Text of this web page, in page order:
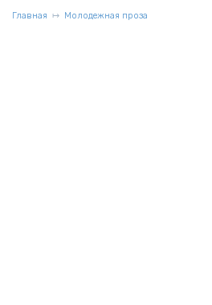
Главная Молодежная проза